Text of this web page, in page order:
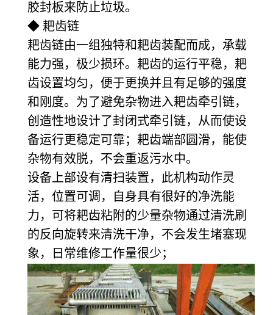
胶封板来防止垃圾。
◆ 耙齿链
耙齿链由一组独特和耙齿装配而成，承载
能力强，极少损环。耙齿的运行平稳，耙
齿设置均匀，便于更换并且有足够的强度
和刚度。为了避免杂物进入耙齿牵引链，
创造性地设计了封闭式牵引链，从而使设
备运行更稳定可靠；耙齿端部圆滑，能使
杂物有效脱，不会重返污水中。
设备上部设有清扫装置，此机构动作灵
活，位置可调，自身具有很好的净洗能
力，可将耙齿粘附的少量杂物通过清洗刷
的反向旋转来清洗干净，不会发生堵塞现
象，日常维修工作量很少；